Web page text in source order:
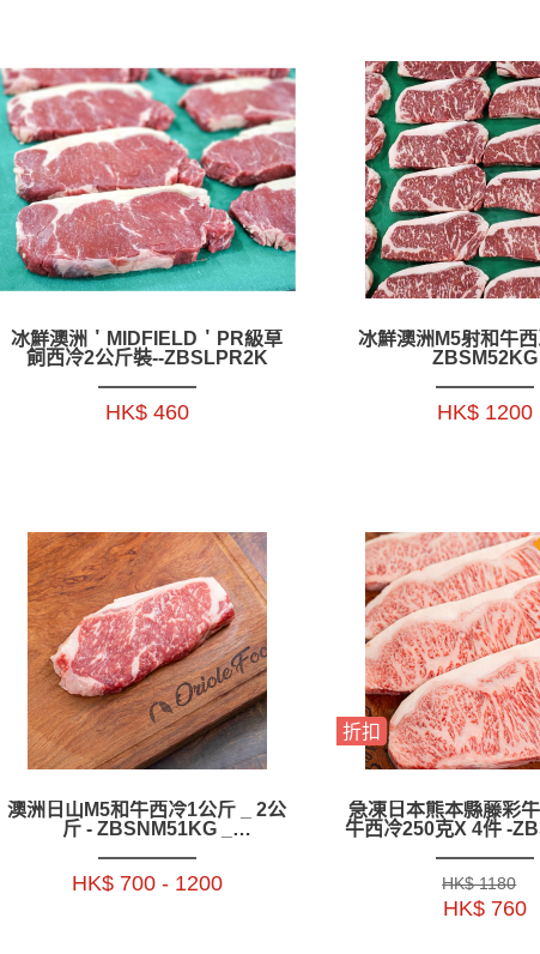
冰鮮澳洲＇MIDFIELD＇PR級草
飼西冷2公斤裝--ZBSLPR2K
HK$ 460
冰鮮澳洲M5射和牛
ZBSM52KG
HK$ 1200
澳洲日山M5和牛西冷1公斤 _ 2公
斤 - ZBSNM51KG _
HK$ 700 - 1200
折扣
急凍日本熊本縣藤彩
牛西冷250克X 4件 -
HK$ 1180
HK$ 760